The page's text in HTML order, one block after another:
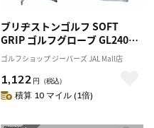
ブリヂストンゴルフ SOFT
GRIP ゴルフグローブ GL2404
メンズ 左手用 BRIDGESTONE
GOLF 2024年モデル 日本正規品
ゴルフショップ ジーパーズ JAL Mall店
1,122 円 （税込）
積算 10 マイル (1倍)